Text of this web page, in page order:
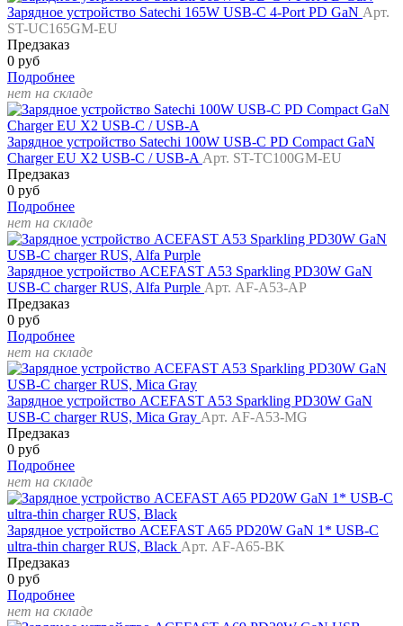
Зарядное устройство Satechi 165W USB-C 4-Port PD GaN Арт.
ST-UC165GM-EU
Предзаказ
0 руб
Подробнее
нет на складе
Зарядное устройство Satechi 100W USB-C PD Compact GaN
Charger EU X2 USB-C / USB-AАрт. ST-TC100GM-EU
Предзаказ
0 руб
Подробнее
нет на складе
Зарядное устройство ACEFAST A53 Sparkling PD30W GaN
USB-C charger RUS, Alfa Purple Арт. AF-A53-AP
Предзаказ
0 руб
Подробнее
нет на складе
Зарядное устройство ACEFAST A53 Sparkling PD30W GaN
USB-C charger RUS, Mica Gray Арт. AF-A53-MG
Предзаказ
0 руб
Подробнее
нет на складе
Зарядное устройство ACEFAST A65 PD20W GaN 1* USB-C
ultra-thin charger RUS, Black Арт. AF-A65-BK
Предзаказ
0 руб
Подробнее
нет на складе